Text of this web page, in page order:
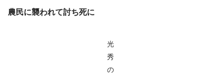
農民に襲われて討ち死に
光
秀
の